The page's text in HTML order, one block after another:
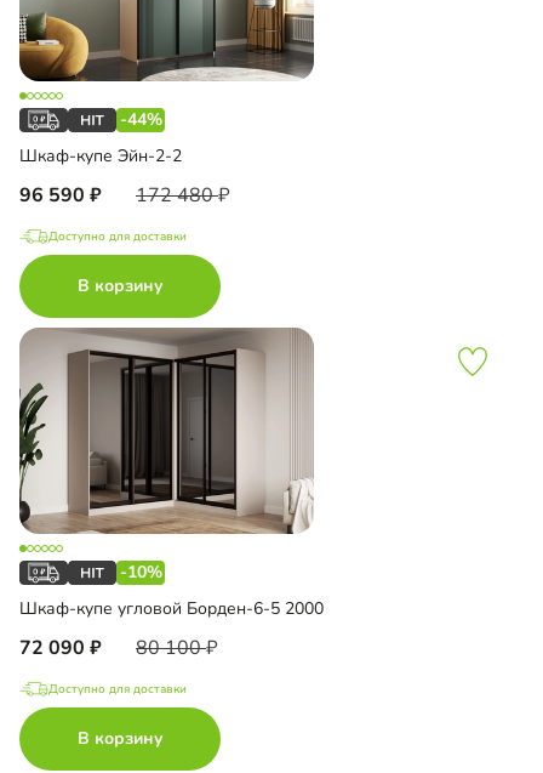
-44%
Шкаф-купе Эйн-2-2
96 590 172 480
Доступно для доставки
В корзину
-10%
Шкаф-купе угловой Борден-6-5 2000
72 090 80 100
Доступно для доставки
В корзину